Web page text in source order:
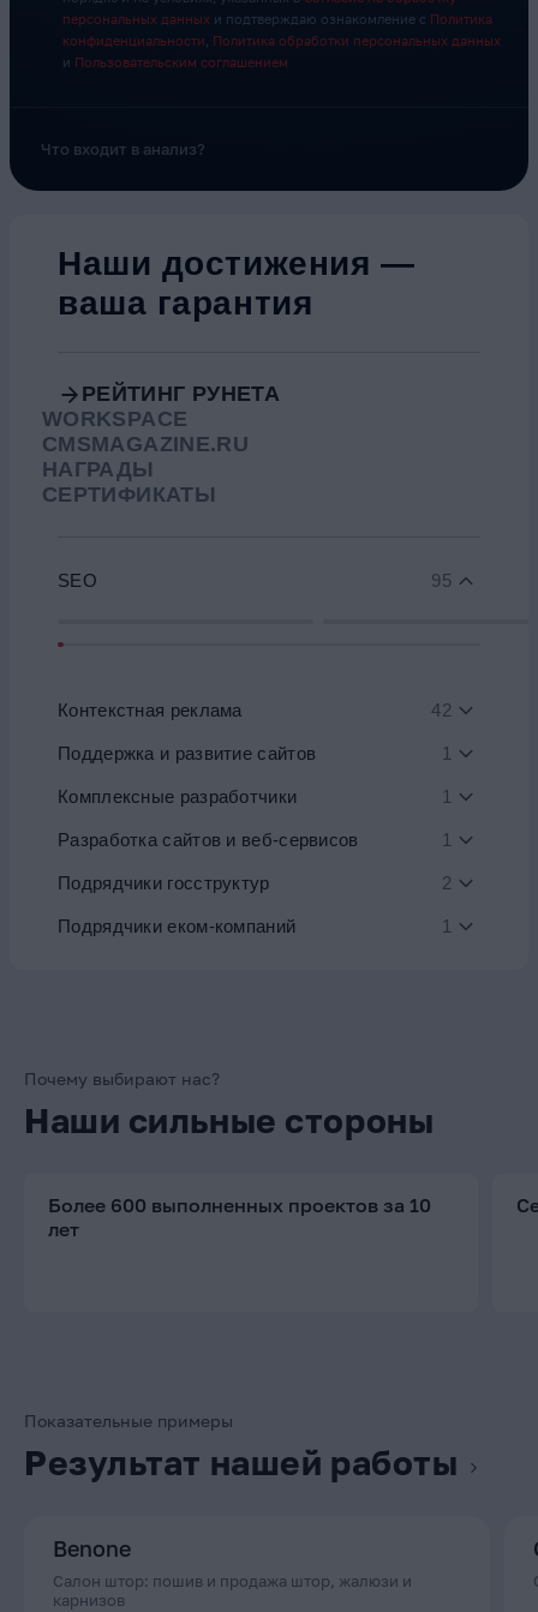
персональных данных и подтверждаю ознакомление с Политика
конфиденциальности
Политика обработки персональных данных
и Пользовательским соглашением
Что входит в анализ?
Наши достижения —
ваша гарантия
РЕЙТИНГ РУНЕТА
WORKSPACE
CMSMAGAZINE.RU
НАГРАДЫ
СЕРТИФИКАТЫ
SEO 95
Контекстная реклама 42
Поддержка и развитие сайтов 1
Комплексные разработчики 1
Разработка сайтов и веб-сервисов 1
Подрядчики госструктур 2
Подрядчики еком-компаний 1
Почему выбирают нас?
Наши сильные стороны
Более 600 выполненных проектов за 10
лет
Показательные примеры
Результат нашей работы
Benone
Салон штор: пошив и продажа штор, жалюзи и
карнизов